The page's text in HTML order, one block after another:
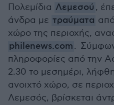
Πολεμίδια Λεμεσού ,
άνδρα με τραύματα
χώρο της περιοχής,
philenews.com.
πληροφορίες από την
2.30 το μεσημέρι,
ανοιχτό χώρο, σε
Λεμεσός, βρίσκεται